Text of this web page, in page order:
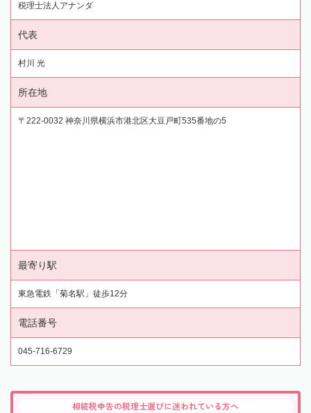
税理士法人アナンダ
代表
村川 光
所在地
〒222-0032 神奈川県横浜市港北区大豆戸町535番地の5
最寄り駅
東急電鉄「菊名駅」徒歩12分
電話番号
045-716-6729
相続税申告の税理士選びに迷われている方へ